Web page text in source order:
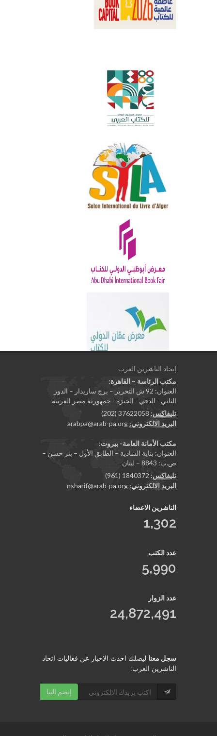
إتحاد الناشرين العرب
مكتب الرئاسة – القاهرة:
العنوان: 92 ش التحرير – برج ساريدار – الدور
الثاني - الدقي - الجيزة - جمهورية مصر العربية
تليفاكس:
البريد الالكتروني:
مكتب الأمانة العامة- بيروت:
العنوان: بناية الشادية – الطابق الأول – بئر حسن –
ص.ب: 8843 – لبنان
تليفاكس:
البريد الالكتروني:
الناشرين الاعضاء
1,302
عدد الكتب
5,990
عدد الزوار
24,872,491
سجل معنا ليصلك احدث الاخبار عن فعاليات اتحاد
الناشرين العرب:
إنضم الينا